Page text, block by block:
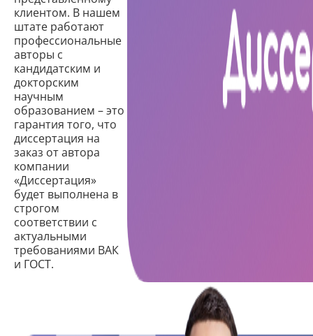
клиентом. В нашем
штате работают
профессиональные
авторы с
кандидатским и
докторским
научным
образованием – это
гарантия того, что
диссертация на
заказ от автора
компании
«Диссертация»
будет выполнена в
строгом
соответствии с
актуальными
требованиями ВАК
и ГОСТ.